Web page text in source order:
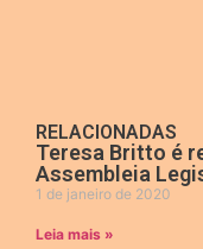
RELACIONADAS
Teresa Britto é
Assembleia
1 de janeiro de 2020
Leia mais »